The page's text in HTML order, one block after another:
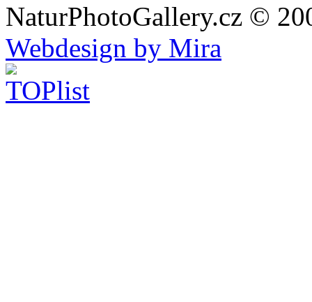
NaturPhotoGallery.cz ©
Webdesign by Mira